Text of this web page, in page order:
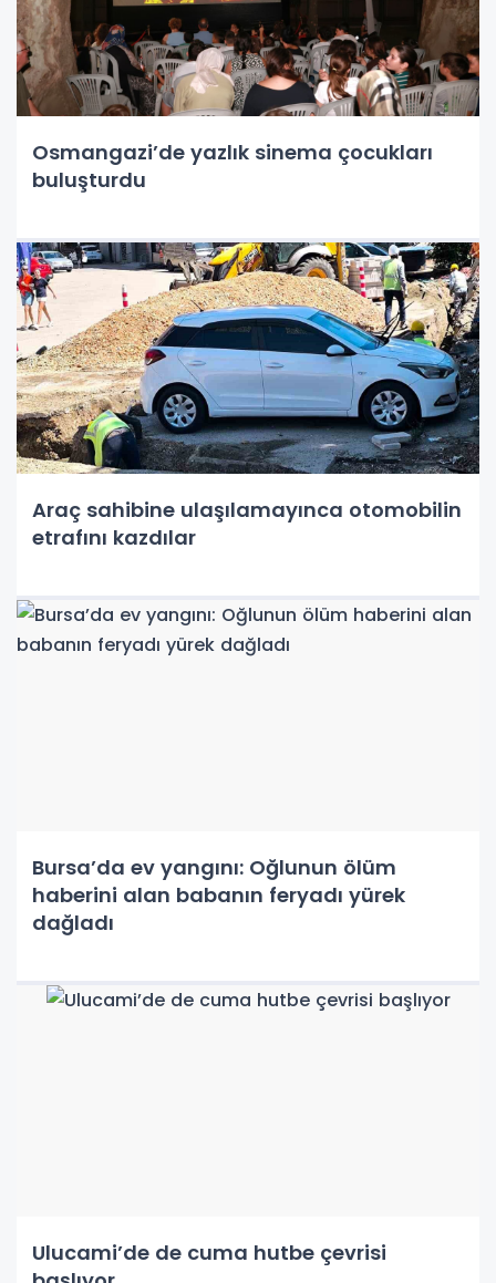
Osmangazi’de yazlık sinema çocukları
buluşturdu
Araç sahibine ulaşılamayınca otomobilin
etrafını kazdılar
Bursa’da ev yangını: Oğlunun ölüm
haberini alan babanın feryadı yürek
dağladı
Ulucami’de de cuma hutbe çevrisi